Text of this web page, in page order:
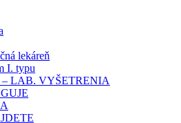
lekáreň
I. typu
LAB. VYŠETRENIA